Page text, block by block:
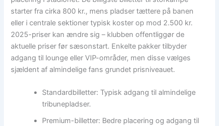
starter fra cirka 800 kr., mens pladser tættere på banen
eller i centrale sektioner typisk koster op mod 2.500 kr.
2025-priser kan ændre sig – klubben offentliggør de
aktuelle priser før sæsonstart. Enkelte pakker tilbyder
adgang til lounge eller VIP-områder, men disse vælges
sjældent af almindelige fans grundet prisniveauet.
Standardbilletter: Typisk adgang til almindelige
tribunepladser.
Premium-billetter: Bedre placering og adgang til